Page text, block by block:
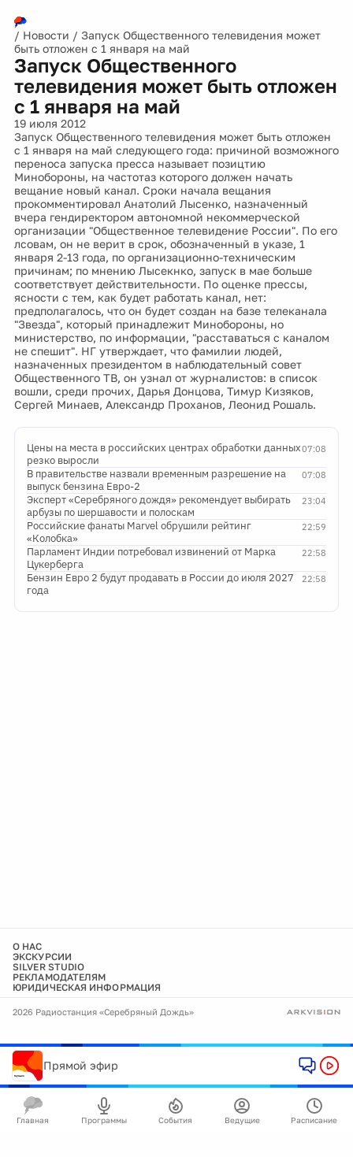
/ Новости / Запуск Общественного телевидения может
быть отложен с 1 января на май
Запуск Общественного
телевидения может быть отложен
с 1 января на май
19 июля 2012
Запуск Общественного телевидения может быть отложен
с 1 января на май следующего года: причиной возможного
переноса запуска пресса называет позицтию
Минобороны, на частотаз которого должен начать
вещание новый канал. Сроки начала вещания
прокомментировал Анатолий Лысенко, назначенный
вчера гендиректором автономной некоммерческой
организации "Общественное телевидение России". По его
лсовам, он не верит в срок, обозначенный в указе, 1
января 2-13 года, по организационно-техническим
причинам; по мнению Лысекнко, запуск в мае больше
соответствует действительности. По оценке прессы,
ясности с тем, как будет работать канал, нет:
предполагалось, что он будет создан на базе телеканала
"Звезда", который принадлежит Минобороны, но
министерство, по информации, "расставаться с каналом
не спешит". НГ утверждает, что фамилии людей,
назначенных президентом в наблюдательный совет
Общественного ТВ, он узнал от журналистов: в список
вошли, среди прочих, Дарья Донцова, Тимур Кизяков,
Сергей Минаев, Александр Проханов, Леонид Рошаль.
07:08
Цены на места в российских центрах обработки данных
резко выросли
07:08
В правительстве назвали временным разрешение на
выпуск бензина Евро-2
23:04
Эксперт «Серебряного дождя» рекомендует выбирать
арбузы по шершавости и полоскам
22:59
Российские фанаты Marvel обрушили рейтинг
«Колобка»
22:58
Парламент Индии потребовал извинений от Марка
Цукерберга
22:58
Бензин Евро 2 будут продавать в России до июля 2027
года
О НАС
ЭКСКУРСИИ
SILVER STUDIO
РЕКЛАМОДАТЕЛЯМ
ЮРИДИЧЕСКАЯ ИНФОРМАЦИЯ
2026 Радиостанция «Серебряный Дождь»
Прямой эфир
Главная Программы События Ведущие Расписание